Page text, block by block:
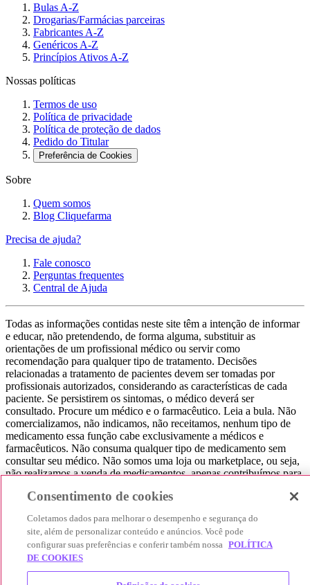
Bulas A-Z
Drogarias/Farmácias parceiras
Fabricantes A-Z
Genéricos A-Z
Princípios Ativos A-Z
Nossas políticas
Termos de uso
Política de privacidade
Política de proteção de dados
Pedido do Titular
Preferência de Cookies
Sobre
Quem somos
Blog Cliquefarma
Precisa de ajuda?
Fale conosco
Perguntas frequentes
Central de Ajuda
Todas as informações contidas neste site têm a intenção de informar
e educar, não pretendendo, de forma alguma, substituir as
orientações de um profissional médico ou servir como
recomendação para qualquer tipo de tratamento. Decisões
relacionadas a tratamento de pacientes devem ser tomadas por
profissionais autorizados, considerando as características de cada
paciente. Se persistirem os sintomas, o médico deverá ser
consultado. Procure um médico e o farmacêutico. Leia a bula. Não
comercializamos, não indicamos, não receitamos, nenhum tipo de
medicamento essa função cabe exclusivamente a médicos e
farmacêuticos. Não consuma qualquer tipo de medicamento sem
consultar seu médico. Não somos uma loja ou marketplace, ou seja,
não realizamos a venda de medicamentos, apenas contribuímos para
produtos farmacêuticos. Contribuímos e damos auxílio para que sua
acontece nos sites das nossas lojas parceiras.
© 2025 Afya Participações S.A. - todos os direitos reservados.
Alameda Lorena, 269 - Jardim Paulista - São Paulo / SP - CEP.:
01424-001 - CNPJ 23.399.329/0002-53.
Consentimento de cookies
Coletamos dados para melhorar o desempenho e segurança do
site, além de personalizar conteúdo e anúncios. Você pode
configurar suas preferências e conferir também nossa POLÍTICA
DE COOKIES